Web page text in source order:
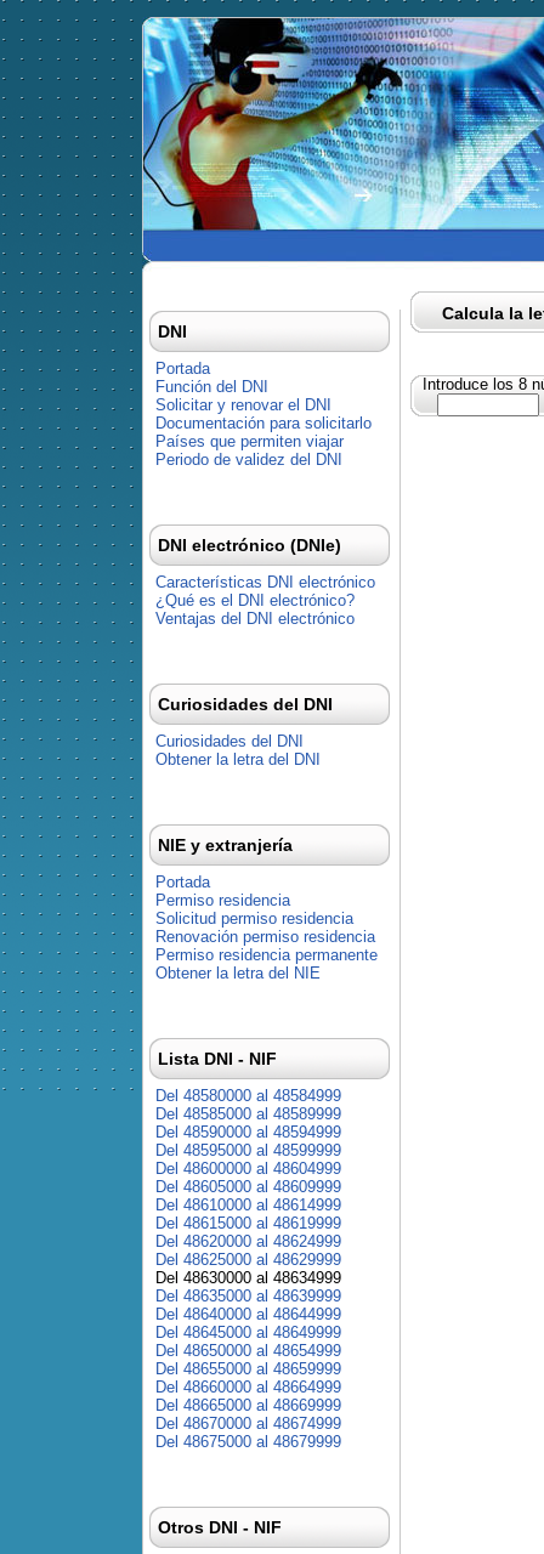
Calcula la
Introduce los 8
DNI
Portada
Función del DNI
Solicitar y renovar el DNI
Documentación para solicitarlo
Países que permiten viajar
Periodo de validez del DNI
DNI electrónico (DNIe)
Características DNI electrónico
¿Qué es el DNI electrónico?
Ventajas del DNI electrónico
Curiosidades del DNI
Curiosidades del DNI
Obtener la letra del DNI
NIE y extranjería
Portada
Permiso residencia
Solicitud permiso residencia
Renovación permiso residencia
Permiso residencia permanente
Obtener la letra del NIE
Lista DNI - NIF
Del 48580000 al 48584999
Del 48585000 al 48589999
Del 48590000 al 48594999
Del 48595000 al 48599999
Del 48600000 al 48604999
Del 48605000 al 48609999
Del 48610000 al 48614999
Del 48615000 al 48619999
Del 48620000 al 48624999
Del 48625000 al 48629999
Del 48630000 al 48634999
Del 48635000 al 48639999
Del 48640000 al 48644999
Del 48645000 al 48649999
Del 48650000 al 48654999
Del 48655000 al 48659999
Del 48660000 al 48664999
Del 48665000 al 48669999
Del 48670000 al 48674999
Del 48675000 al 48679999
Otros DNI - NIF